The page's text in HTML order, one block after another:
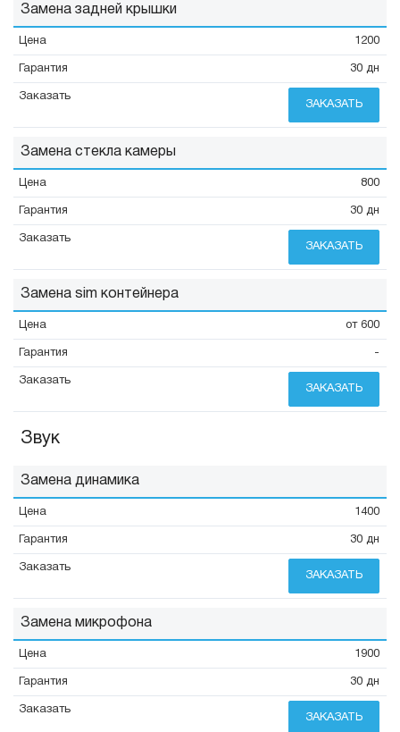
Замена задней крышки
1200
30 дн
ЗАКАЗАТЬ
Замена стекла камеры
800
30 дн
ЗАКАЗАТЬ
Замена sim контейнера
от 600
-
ЗАКАЗАТЬ
Звук
Замена динамика
1400
30 дн
ЗАКАЗАТЬ
Замена микрофона
1900
30 дн
ЗАКАЗАТЬ